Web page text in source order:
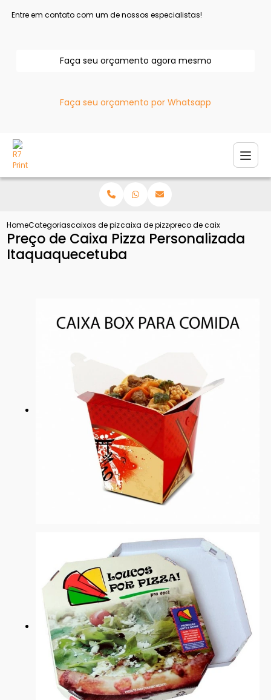
Entre em contato com um de nossos especialistas!
Faça seu orçamento agora mesmo
Faça seu orçamento por Whatsapp
HomeCategoriascaixas de pizzacaixa de pizza atacadopreco de caixa pizza
Preço de Caixa Pizza Personalizada
Itaquaquecetuba